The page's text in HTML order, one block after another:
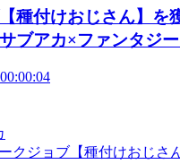
種付けおじさん】を
ブアカ×ファンタジ
クジョブ【種付けおじさ